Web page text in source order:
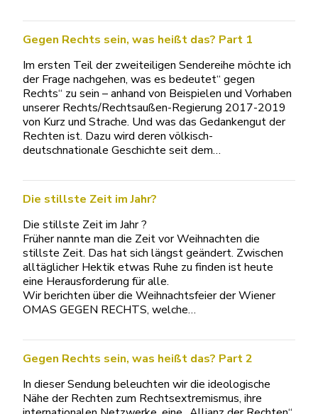
Gegen Rechts sein, was heißt das? Part 1
Im ersten Teil der zweiteiligen Sendereihe möchte ich
der Frage nachgehen, was es bedeutet“ gegen
Rechts“ zu sein – anhand von Beispielen und Vorhaben
unserer Rechts/Rechtsaußen-Regierung 2017-2019
von Kurz und Strache. Und was das Gedankengut der
Rechten ist. Dazu wird deren völkisch-
deutschnationale Geschichte seit dem…
Die stillste Zeit im Jahr?
Die stillste Zeit im Jahr ?
Früher nannte man die Zeit vor Weihnachten die
stillste Zeit. Das hat sich längst geändert. Zwischen
alltäglicher Hektik etwas Ruhe zu finden ist heute
eine Herausforderung für alle.
Wir berichten über die Weihnachtsfeier der Wiener
OMAS GEGEN RECHTS, welche…
Gegen Rechts sein, was heißt das? Part 2
In dieser Sendung beleuchten wir die ideologische
Nähe der Rechten zum Rechtsextremismus, ihre